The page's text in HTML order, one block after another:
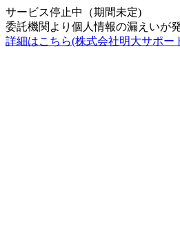
サービス停止中（期間未定)
委託機関より個人情報の漏えいが
詳細はこちら(株式会社明大サポー